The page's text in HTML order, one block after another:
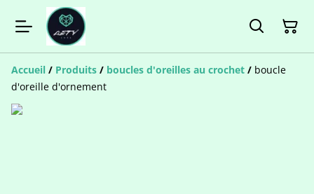
Accueil / Produits / boucles d'oreilles au crochet / boucle
d'oreille d'ornement